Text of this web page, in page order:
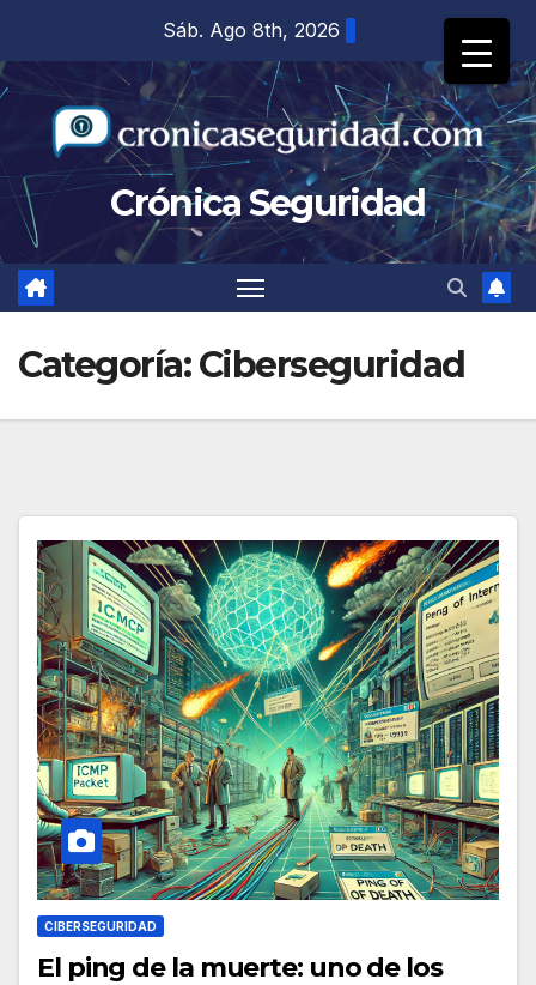
contenido
Sáb. Ago 8th, 2026
Crónica Seguridad
Categoría:Ciberseguridad
CIBERSEGURIDAD
El ping de la muerte: uno de los